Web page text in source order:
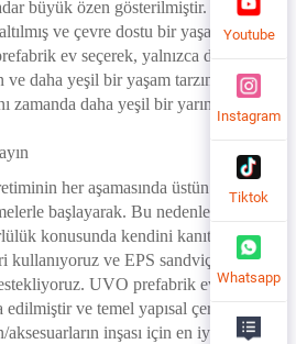
büyük özen gösterilmiştir. Bu
ve çevre dostu bir yaşam tarzı
ev seçerek, yalnızca daha
ve daha yeşil bir yaşam tarzından
zamanda daha yeşil bir yarına da
her aşamasında üstün işçiliğe
başlayarak. Bu nedenle,
konusunda kendini kanıtlamış en
kullanıyoruz ve EPS sandviç
UVO prefabrik evleri uzun
ve temel yapısal çerçevenin
inşası için en iyi
Youtube
Instagram
Tiktok
Whatsapp